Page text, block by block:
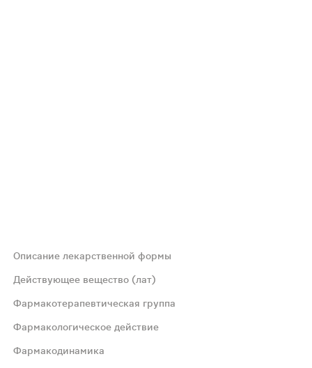
Описание лекарственной формы
Действующее вещество (лат)
Фармакотерапевтическая группа
Фармакологическое действие
Фармакодинамика